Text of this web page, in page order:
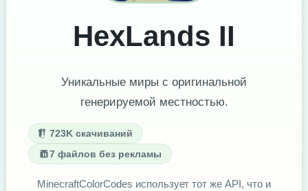
HexLands II
Уникальные миры с оригинальной
генерируемой местностью.
723K скачиваний
7 файлов без рекламы
MinecraftColorCodes использует тот же API, что и